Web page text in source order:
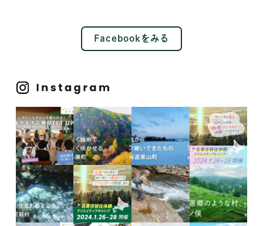
Facebookをみる